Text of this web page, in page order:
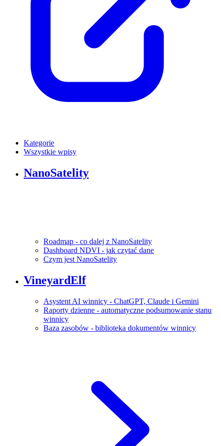
Kategorie
Wszystkie wpisy
NanoSatelity
Roadmap - co dalej z NanoSatelity
Dashboard NDVI - jak czytać dane
Czym jest NanoSatelity
VineyardElf
Asystent AI winnicy - ChatGPT, Claude i Gemini
Raporty dzienne - automatyczne podsumowanie stanu
winnicy
Baza zasobów - biblioteka dokumentów winnicy